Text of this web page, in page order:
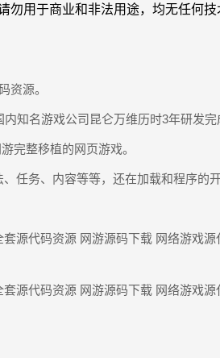
用于商业和非法用途，均无任何技
资源。
知名游戏公司昆仑万维历时3年研发完
完整移植的网页游戏。
任务、内容等等，还在加载和程序的